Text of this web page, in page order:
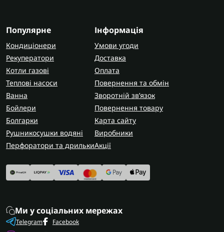
Популярне
Кондиціонери
Рекуператори
Котли газові
Теплові насоси
Ванна
Бойлери
Болгарки
Рушникосушки водяні
Перфоратори та дрильки
Інформація
Умови угоди
Доставка
Оплата
Повернення та обмін
Зворотній зв’язок
Повернення товару
Карта сайту
Виробники
Акції
Ми у соціальних мережах
Telegram
Facebook